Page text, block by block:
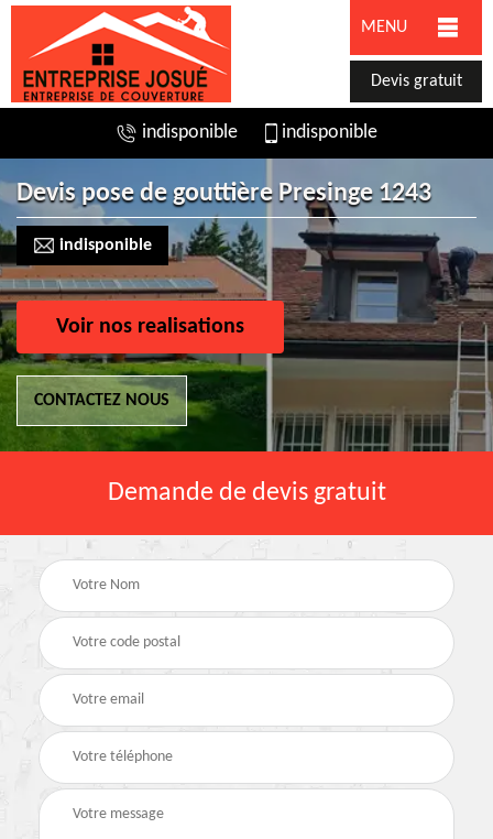
MENU
Devis gratuit
indisponible indisponible
Devis pose de gouttière Presinge 1243
indisponible
Voir nos realisations
CONTACTEZ NOUS
Demande de devis gratuit